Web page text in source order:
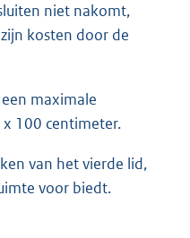
niet nakomt,
kosten door de
maximale
100 centimeter.
van het vierde lid,
voor biedt.